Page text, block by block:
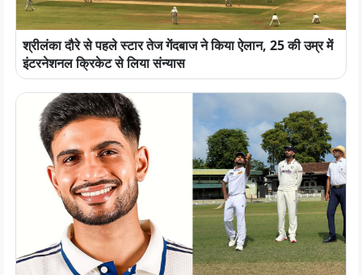
श्रीलंका दौरे से पहले स्टार तेज गेंदबाज ने किया ऐलान, 25 की उम्र में
इंटरनेशनल क्रिकेट से लिया संन्यास